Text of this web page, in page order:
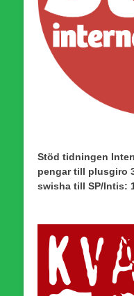
Stöd tidningen
pengar till plusgiro
swisha till SP/Intis: